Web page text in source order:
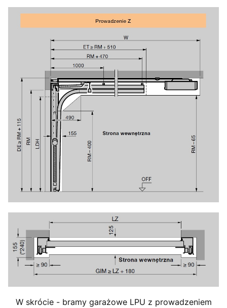
W skrócie - bramy garażowe LPU z prowadzeniem